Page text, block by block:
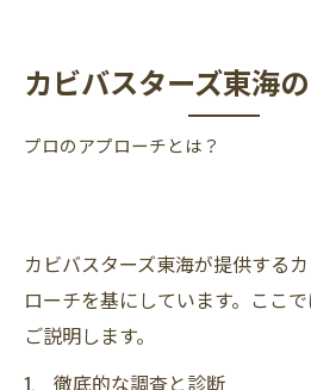
カビバスターズ東海
プロのアプローチとは？
カビバスターズ東海が提供する
ローチを基にしています。ここ
ご説明します。
1. 徹底的な調査と診断